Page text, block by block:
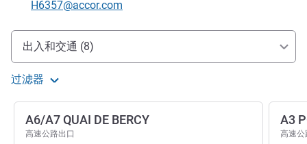
联系电子邮件
H6357@accor.com
抵达和交通
出入和交通 (8)
过滤器
A6/A7 QUAI DE BERCY
高速公路出口
A3
高速公